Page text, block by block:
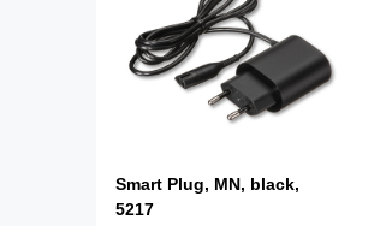
Smart Plug, MN, black,
5217